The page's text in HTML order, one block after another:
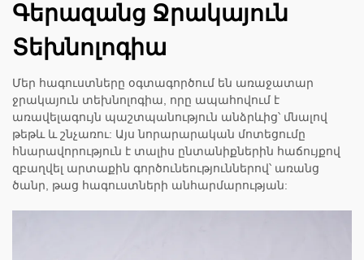
Գերազանց Ջրակայուն
Տեխնոլոգիա
Մեր հագուստները օգտագործում են առաջատար
ջրակայուն տեխնոլոգիա, որը ապահովում է
առավելագույն պաշտպանություն անձրևից՝ մնալով
թեթև և շնչառու: Այս նորարարական մոտեցումը
հնարավորություն է տալիս ընտանիքներին հաճույքով
զբաղվել արտաքին գործունեություններով՝ առանց
ծանր, թաց հագուստների անհարմարության: